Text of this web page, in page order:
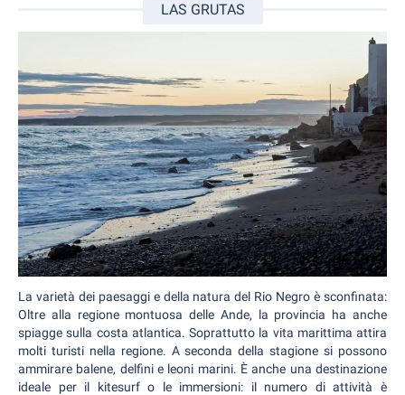
LAS GRUTAS
La varietà dei paesaggi e della natura del Rio Negro è sconfinata:
Oltre alla regione montuosa delle Ande, la provincia ha anche
spiagge sulla costa atlantica. Soprattutto la vita marittima attira
molti turisti nella regione. A seconda della stagione si possono
ammirare balene, delfini e leoni marini. È anche una destinazione
ideale per il kitesurf o le immersioni: il numero di attività è